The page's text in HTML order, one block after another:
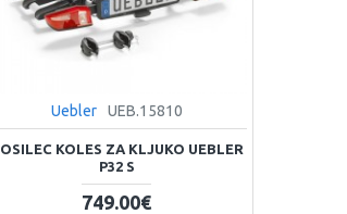
Uebler UEB.15810
KOLES ZA KLJUKO UEBLER
P32 S
749.00€